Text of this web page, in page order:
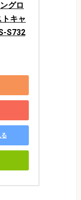
グロ
キャ
S732